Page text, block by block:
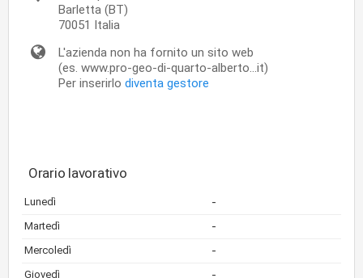
Barletta (BT)
70051 Italia
L'azienda non ha fornito un sito web
(es. www.pro-geo-di-quarto-alberto...it)
Per inserirlo diventa gestore
Orario lavorativo
Lunedì -
Martedì -
Mercoledì -
Giovedì -